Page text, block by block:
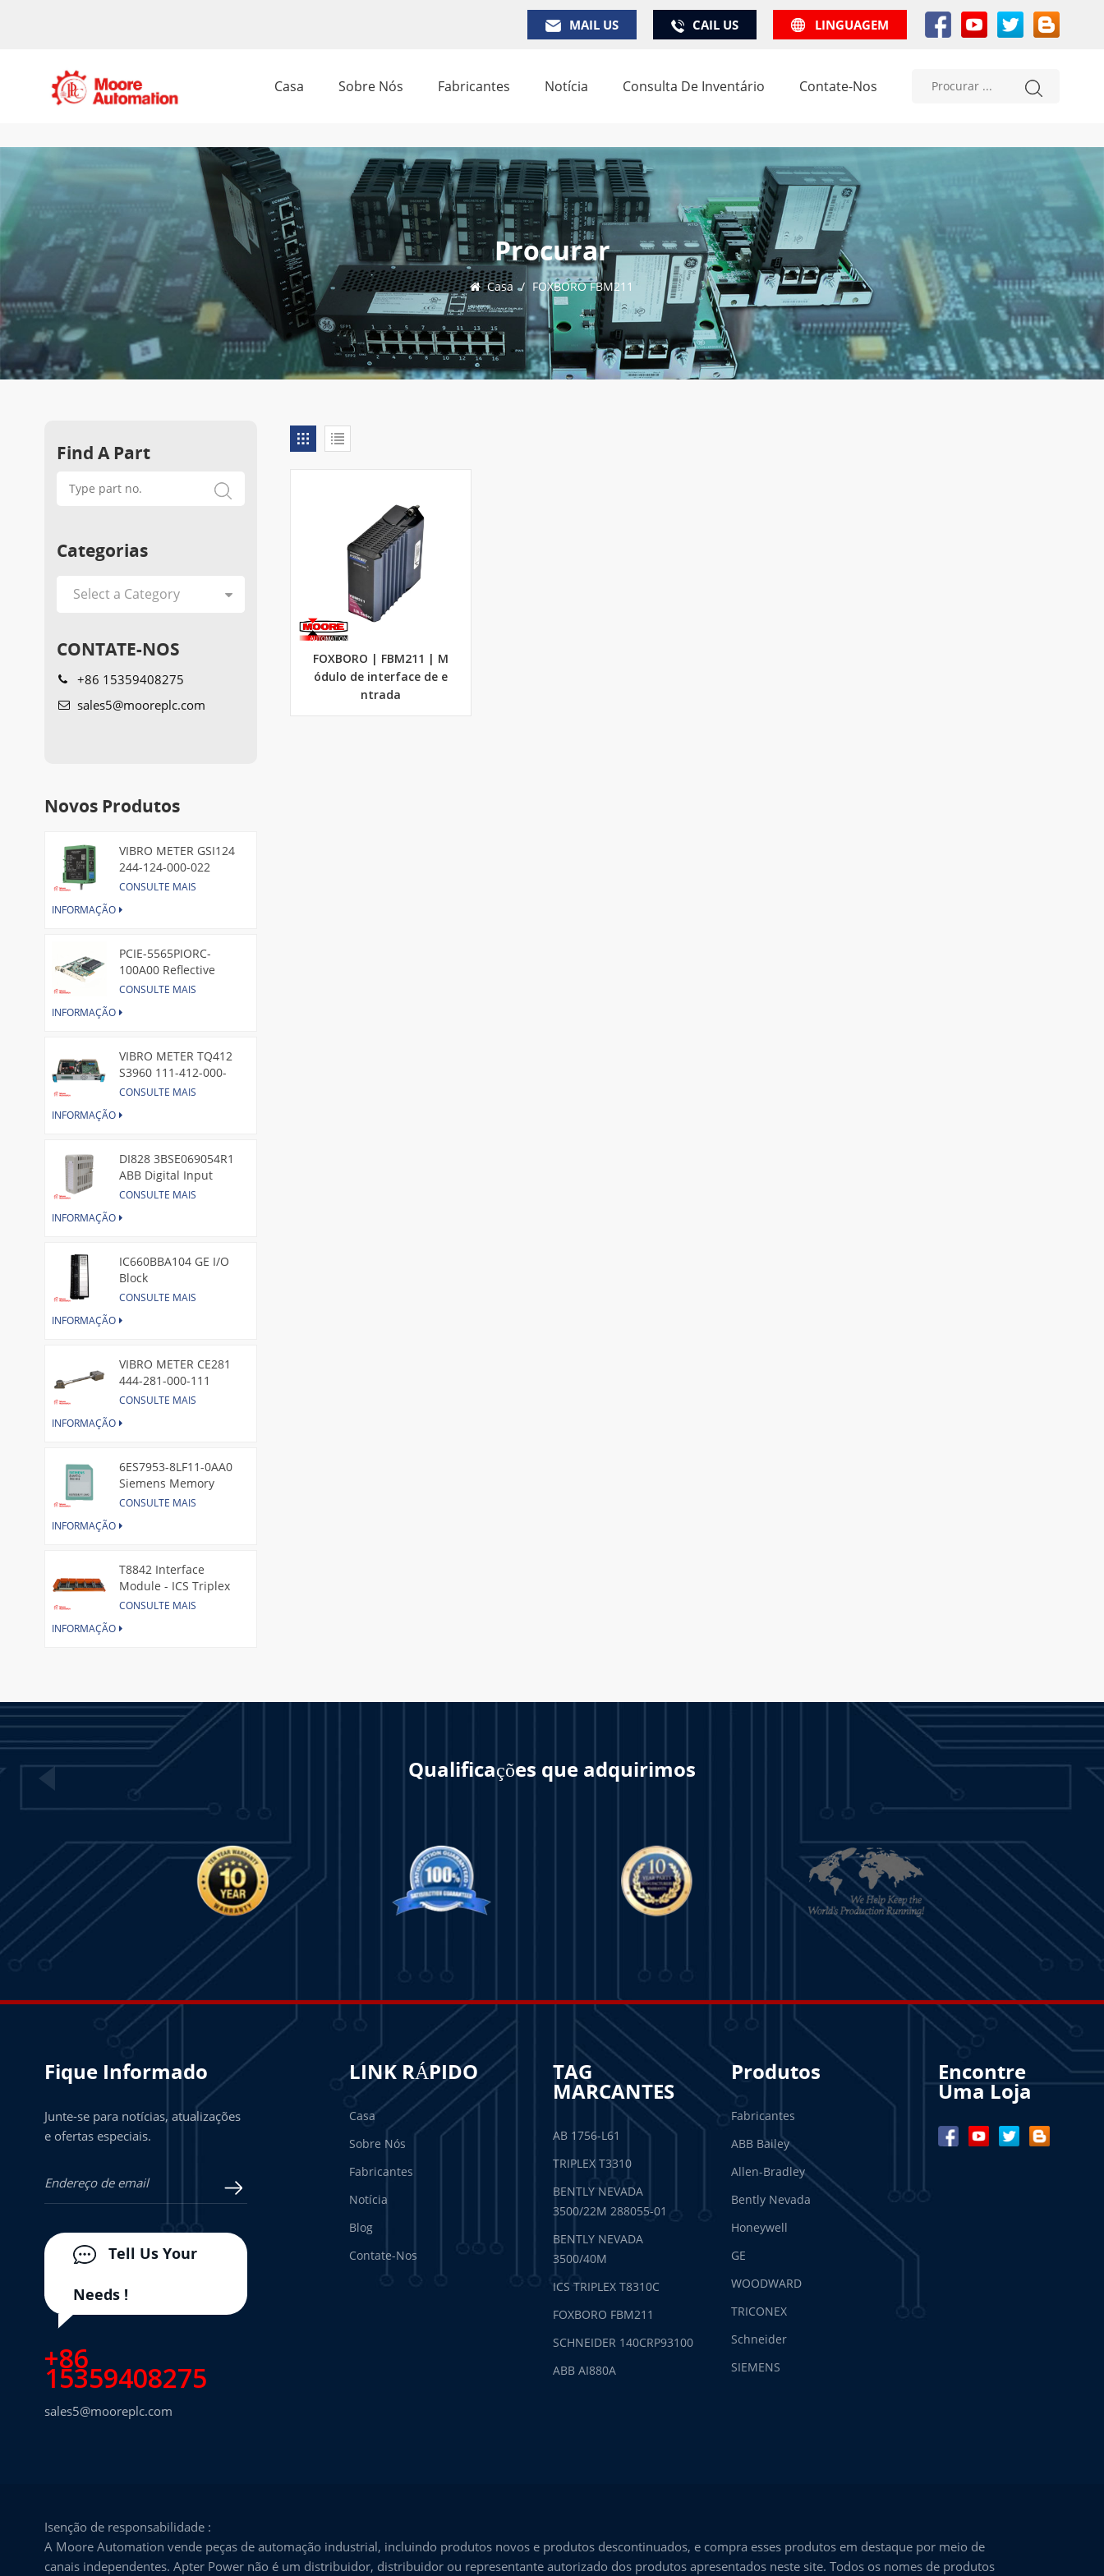
MAIL US CAIL US LINGUAGEM
Casa Sobre Nós Fabricantes Notícia Consulta De Inventário Contate-Nos
Procurar
Casa / FOXBORO FBM211
FOXBORO | FBM211 | M
ódulo de interface de e
ntrada
Find A Part
Categorias
CONTATE-NOS
+86 15359408275
sales5@mooreplc.com
Novos Produtos
VIBRO METER GSI124
244-124-000-022
Piezoelectric Pressure
CONSULTE MAIS
INFORMAÇÃO
PCIE-5565PIORC-
100A00 Reflective
Memory PCI Express
CONSULTE MAIS
INFORMAÇÃO
VIBRO METER TQ412
S3960 111-412-000-
013 Reverse Mount
CONSULTE MAIS
INFORMAÇÃO
DI828 3BSE069054R1
ABB Digital Input
Module
CONSULTE MAIS
INFORMAÇÃO
IC660BBA104 GE I/O
Block
CONSULTE MAIS
INFORMAÇÃO
VIBRO METER CE281
444-281-000-111
Piezoelectric Pressure
CONSULTE MAIS
INFORMAÇÃO
6ES7953-8LF11-0AA0
Siemens Memory
Card
CONSULTE MAIS
INFORMAÇÃO
T8842 Interface
Module - ICS Triplex
CONSULTE MAIS
INFORMAÇÃO
Qualificações que adquirimos
Fique Informado
Junte-se para notícias, atualizações
e ofertas especiais.
Tell Us Your
Needs !
+86
15359408275
sales5@mooreplc.com
LINK RÁPIDO
Casa
Sobre Nós
Fabricantes
Notícia
Blog
Contate-Nos
TAG
MARCANTES
AB 1756-L61
TRIPLEX T3310
BENTLY NEVADA
3500/22M 288055-01
BENTLY NEVADA
3500/40M
ICS TRIPLEX T8310C
FOXBORO FBM211
SCHNEIDER 140CRP93100
ABB AI880A
Produtos
Fabricantes
ABB Bailey
Allen-Bradley
Bently Nevada
Honeywell
GE
WOODWARD
TRICONEX
Schneider
SIEMENS
Encontre
Uma Loja
Isenção de responsabilidade :
A Moore Automation vende peças de automação industrial, incluindo produtos novos e produtos descontinuados, e compra esses produtos em destaque por meio de
canais independentes. Apter Power não é um distribuidor, distribuidor ou representante autorizado dos produtos apresentados neste site. Todos os nomes de produtos